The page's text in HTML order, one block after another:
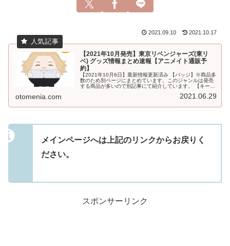
2021.09.10 2021.10.17
【2021年10月発売】東京リベンジャーズ(東リ
ベ) グッズ情報まとめ速報【アニメイト通販予
約】
【2021年10月6日】最新情報更新済み 【バッジ】※商品多
数のため別ページにまとめています。このジャンルは発売
する商品が多いので別記事にて紹介しています。 【キーホ
otomenia.com 2021.06.29
メインページへは上記のリンクからお戻りく
ださい。
スポンサーリンク